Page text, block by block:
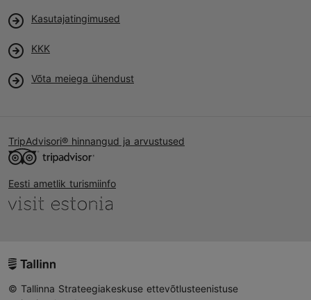
Kasutajatingimused
KKK
Võta meiega ühendust
TripAdvisori® hinnangud ja arvustused
Eesti ametlik turismiinfo
© Tallinna Strateegiakeskuse ettevõtlusteenistuse